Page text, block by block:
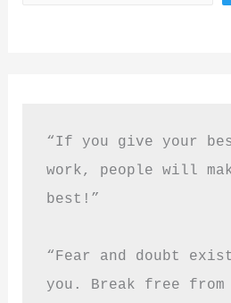
“If you give your
work, people will
best!”
“Fear and doubt
you. Break free from